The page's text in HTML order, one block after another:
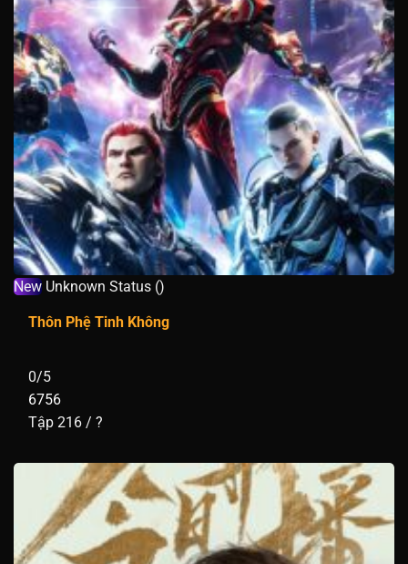
New Unknown Status ()
Thôn Phệ Tinh Không
0/5
6756
Tập 216 / ?